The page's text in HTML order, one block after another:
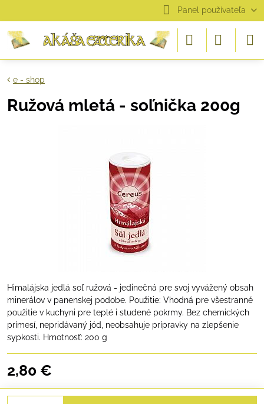
Panel používateľa
e - shop
Ružová mletá - soľnička 200g
Himalájska jedlá soľ ružová - jedinečná pre svoj vyvážený obsah
minerálov v panenskej podobe. Použitie: Vhodná pre všestranné
použitie v kuchyni pre teplé i studené pokrmy. Bez chemických
prímesí, nepridávaný jód, neobsahuje prípravky na zlepšenie
sypkosti. Hmotnosť: 200 g
2,80 €